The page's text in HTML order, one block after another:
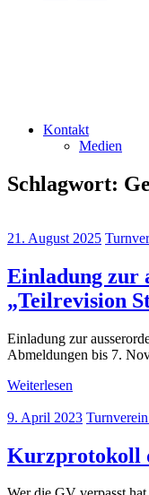
Kontakt
Medien
Schlagwort:
21. August 2025
Einladung zur
„Teilrevision
Einladung zur
Abmeldungen bis 7.
Weiterlesen
9. April 2023
Kurzprotokoll